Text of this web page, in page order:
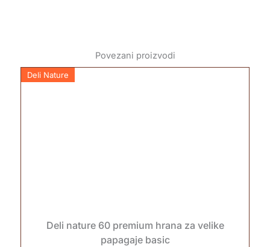
Povezani proizvodi
Deli Nature
Deli nature 60 premium hrana za velike
papagaje basic